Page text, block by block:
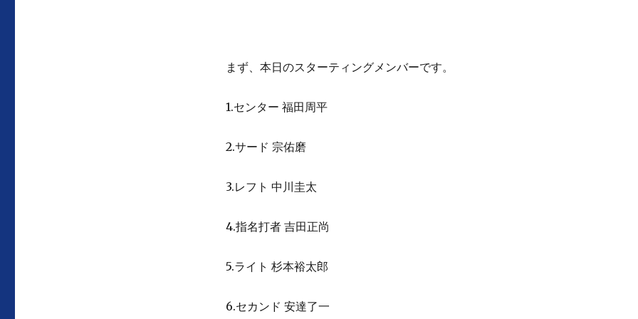
まず、本日のスターティングメンバーです。
1.センター 福田周平
2.サード 宗佑磨
3.レフト 中川圭太
4.指名打者 吉田正尚
5.ライト 杉本裕太郎
6.セカンド 安達了一